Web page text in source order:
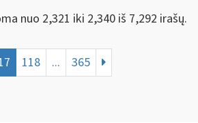
nuo 2,321 iki 2,340 iš 7,292 irašų.
118 ... 365